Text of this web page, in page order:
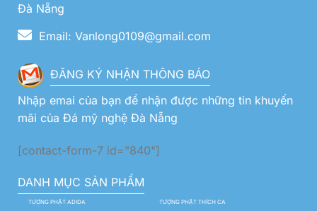
Đà Nẵng
Email: Vanlong0109@gmail.com
ĐĂNG KÝ NHẬN THÔNG BÁO
Nhập emai của bạn để nhận được những tin khuyến
mãi của Đá mỹ nghệ Đà Nẵng
[contact-form-7 id="840"]
DANH MỤC SẢN PHẨM
TƯỢNG PHẬT ADIDA TƯỢNG PHẬT THÍCH CA